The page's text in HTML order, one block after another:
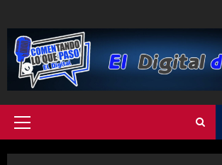
to
content
Primary